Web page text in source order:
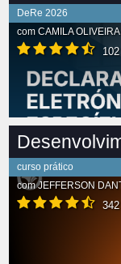
DeRe 2026
com CAMILA OLIVEIRA
curso prático
comJEFFERSON